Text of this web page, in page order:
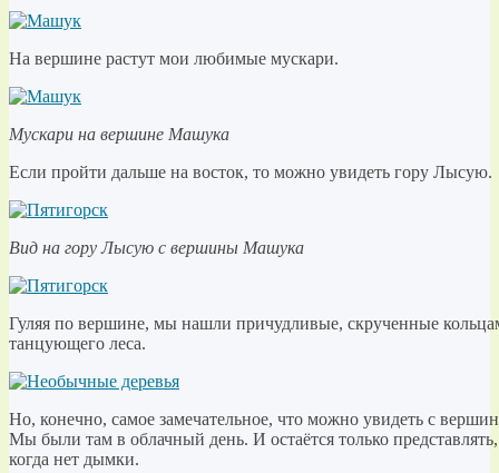
На вершине растут мои любимые мускари.
Мускари на вершине Машука
Если пройти дальше на восток, то можно увидеть гору Лысую.
Вид на гору Лысую с вершины Машука
Гуляя по вершине, мы нашли причудливые, скрученные
танцующего леса.
Но, конечно, самое замечательное, что можно увидеть с
Мы были там в облачный день. И остаётся только
когда нет дымки.